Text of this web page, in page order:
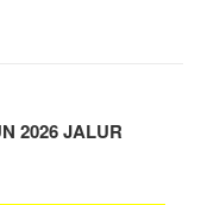
2026 JALUR